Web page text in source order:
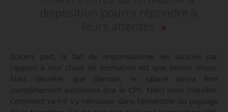
D’autre part, le fait de responsabiliser les salariés par
rapport à leur choix de formation est une bonne chose.
Mais décréter que demain, le salarié devra être
complètement autonome (via le CPF, Ndlr) nous inquiète.
Comment va-t-il s’y retrouver dans l’ensemble du paysage